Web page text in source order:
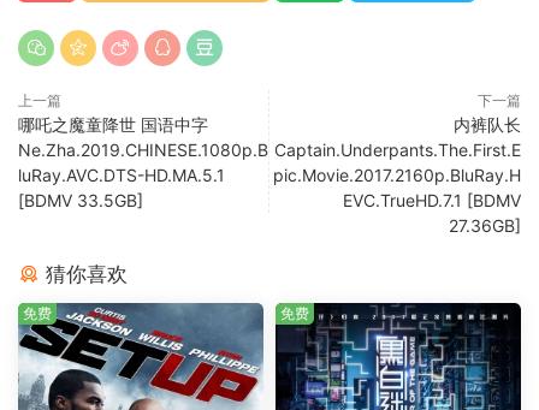
上一篇
哪吒之魔童降世 国语中字
Ne.Zha.2019.CHINESE.1080p.B
luRay.AVC.DTS-HD.MA.5.1
[BDMV 33.5GB]
下一篇
内裤队长
Captain.Underpants.The.First.E
pic.Movie.2017.2160p.BluRay.H
EVC.TrueHD.7.1 [BDMV
27.36GB]
猜你喜欢
免费 免费